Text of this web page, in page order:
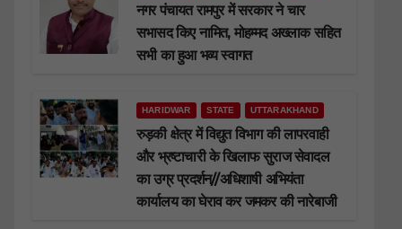
नगर पंचायत रामपुर में सरकार ने चार
सभासद किए नामित, मोहम्मद अख्लाक सहित
सभी का हुआ भव्य स्वागत
HARIDWAR STATE UTTARAKHAND
रुड़की क्षेत्र में विद्युत विभाग की लापरवाही
और भ्रष्टाचारी के खिलाफ सुराज सेवादल
का उग्र प्रदर्शन//अधिशाषी अभियंता
कार्यालय का घेराव कर जमकर की नारेबाजी